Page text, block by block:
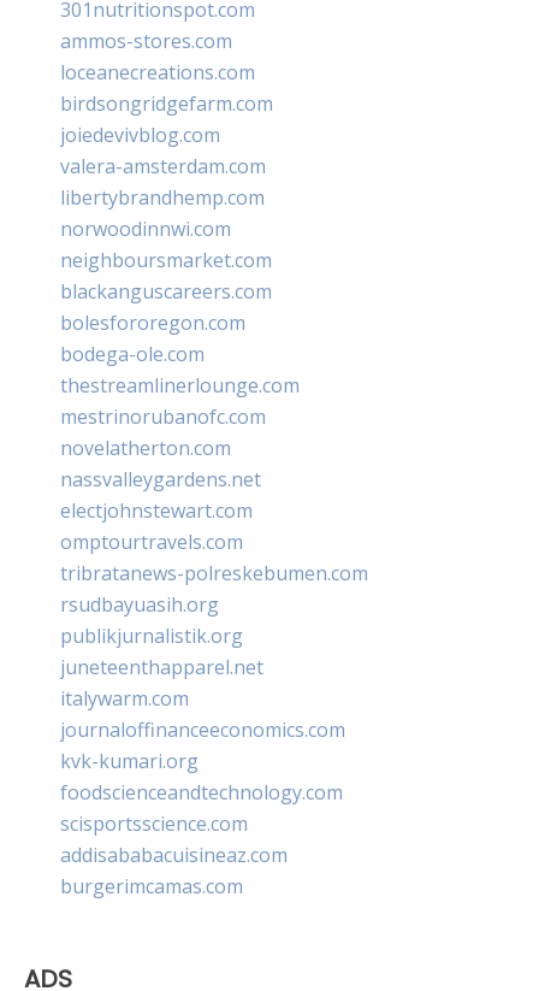
301nutritionspot.com
ammos-stores.com
loceanecreations.com
birdsongridgefarm.com
joiedevivblog.com
valera-amsterdam.com
libertybrandhemp.com
norwoodinnwi.com
neighboursmarket.com
blackanguscareers.com
bolesfororegon.com
bodega-ole.com
thestreamlinerlounge.com
mestrinorubanofc.com
novelatherton.com
nassvalleygardens.net
electjohnstewart.com
omptourtravels.com
tribratanews-polreskebumen.com
rsudbayuasih.org
publikjurnalistik.org
juneteenthapparel.net
italywarm.com
journaloffinanceeconomics.com
kvk-kumari.org
foodscienceandtechnology.com
scisportsscience.com
addisababacuisineaz.com
burgerimcamas.com
ADS